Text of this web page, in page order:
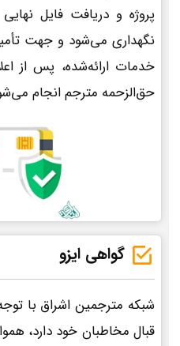
پروژه و دریافت فایل
نگهداری می‌شود و جهت
خدمات ارائه‌شده، پس از
حق‌الزحمه مترجم انجام
گواهی ایزو
شبکه مترجمین اشراق با
قبال مخاطبان خود دارد،